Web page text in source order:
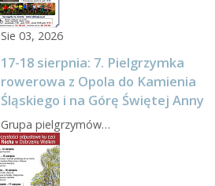
Sie 03, 2026
17-18 sierpnia: 7. Pielgrzymka
rowerowa z Opola do Kamienia
Śląskiego i na Górę Świętej Anny
Grupa pielgrzymów…